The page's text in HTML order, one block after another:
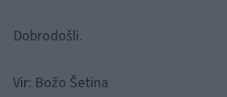
Dobrodošli.
Vir: Božo Šetina